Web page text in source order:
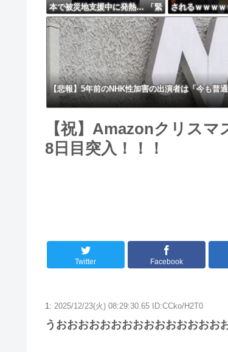
本で被災地支援中に発熱… 「緊
急で病院に向かい点滴を打った
ら楽に」 回復を報告
されるｗｗｗ
ｗｗｗｗｗｗｗ
【悲報】5年前のNHK性加害の出演者は「今も普
【祝】Amazonクリス
8日目突入！！！
Twitter Facebook
1: 2025/12/23(火) 08:29:30.65 ID:CCko/H2T0
うおおおおおおおおおおおおおおお